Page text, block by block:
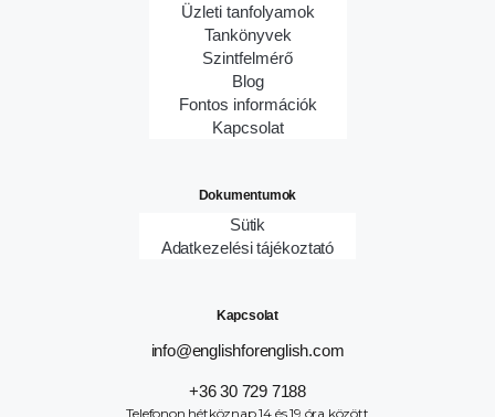
Üzleti tanfolyamok
Tankönyvek
Szintfelmérő
Blog
Fontos információk
Kapcsolat
Dokumentumok
Sütik
Adatkezelési tájékoztató
Kapcsolat
info@englishforenglish.com
+36 30 729 7188
Telefonon hétköznap 14 és 19 óra között